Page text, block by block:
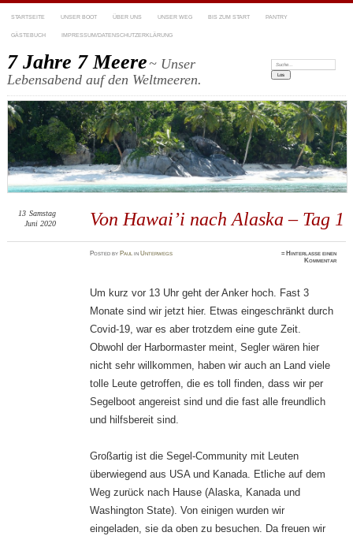
STARTSEITE UNSER BOOT ÜBER UNS UNSER WEG BIS ZUM START PANTRY
GÄSTEBUCH IMPRESSUM/DATENSCHUTZERKLÄRUNG
7 Jahre 7 Meere~ Unser
Lebensabend auf den Weltmeeren.
Suchen:
Von Hawai’i nach Alaska – Tag 1
13 Samstag
Juni 2020
Postedby Paul inUnterwegs ≈ Hinterlasse einen
Kommentar
Um kurz vor 13 Uhr geht der Anker hoch. Fast 3
Monate sind wir jetzt hier. Etwas eingeschränkt durch
Covid-19, war es aber trotzdem eine gute Zeit.
Obwohl der Harbormaster meint, Segler wären hier
nicht sehr willkommen, haben wir auch an Land viele
tolle Leute getroffen, die es toll finden, dass wir per
Segelboot angereist sind und die fast alle freundlich
und hilfsbereit sind.
Großartig ist die Segel-Community mit Leuten
überwiegend aus USA und Kanada. Etliche auf dem
Weg zurück nach Hause (Alaska, Kanada und
Washington State). Von einigen wurden wir
eingeladen, sie da oben zu besuchen. Da freuen wir